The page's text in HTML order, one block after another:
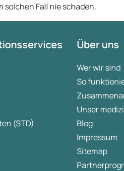
solchen Fall nie schaden.
(STD)
Über uns
Wer wir sind
So
Unser
Blog
Impressum
Sitemap